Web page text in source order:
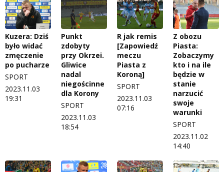
Kuzera: Dziś
było widać
zmęczenie
po pucharze
SPORT
2023.11.03
19:31
Punkt
zdobyty
przy Okrzei.
Gliwice
nadal
niegościnne
dla Korony
SPORT
2023.11.03
18:54
R jak remis
[Zapowiedź
meczu
Piasta z
Koroną]
SPORT
2023.11.03
07:16
Z obozu
Piasta:
Zobaczymy
kto i na ile
będzie w
stanie
narzucić
swoje
warunki
SPORT
2023.11.02
14:40